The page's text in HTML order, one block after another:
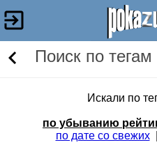
Поиск по тегам
Искали по
по убыванию
по дате со свежих|